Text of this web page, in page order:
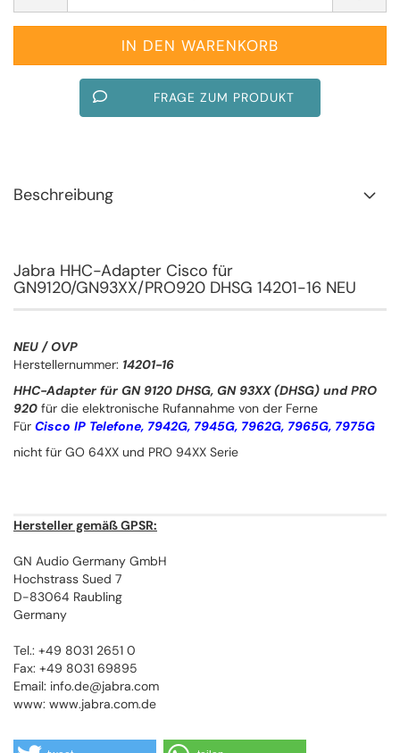
FRAGE ZUM PRODUKT
Beschreibung
Jabra HHC-Adapter Cisco für
GN9120/GN93XX/PRO920 DHSG 14201-16 NEU
NEU / OVP
Herstellernummer: 14201-16
HHC-Adapter für GN 9120 DHSG, GN 93XX (DHSG) und PRO
920 für die elektronische Rufannahme von der Ferne
Für Cisco IP Telefone, 7942G, 7945G, 7962G, 7965G, 7975G
nicht für GO 64XX und PRO 94XX Serie
Hersteller gemäß GPSR:
GN Audio Germany GmbH
Hochstrass Sued 7
D-83064 Raubling
Germany
Tel.: +49 8031 2651 0
Fax: +49 8031 69895
Email: info.de@jabra.com
www: www.jabra.com.de